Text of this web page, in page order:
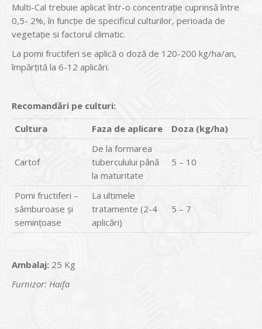
Multi-Cal trebuie aplicat într-o concentrație cuprinsă între
0,5- 2%, în funcție de specificul culturilor, perioada de
vegetație si factorul climatic.
La pomi fructiferi se aplică o doză de 120-200 kg/ha/an,
împărțită la 6-12 aplicări.
Recomandări pe culturi:
Cultura
Faza de aplicare Doza (kg/ha)
Cartof
De la formarea
tuberculului până
la maturitate
5 – 10
Pomi fructiferi –
sâmburoase şi
seminţoase
La ultimele
tratamente (2-4
aplicări)
5 – 7
Ambalaj: 25 Kg
Furnizor: Haifa